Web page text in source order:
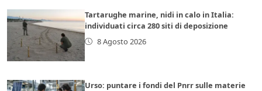
Tartarughe marine, nidi in calo in Italia:
individuati circa 280 siti di deposizione
8 Agosto 2026
Urso: puntare i fondi del Pnrr sulle materie